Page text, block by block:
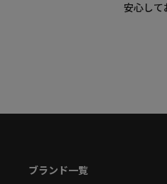
安心して
ブランド一覧